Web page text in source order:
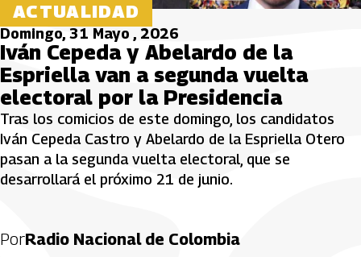
ACTUALIDAD
Domingo, 31 Mayo , 2026
Iván Cepeda y Abelardo de la
Espriella van a segunda vuelta
electoral por la Presidencia
Tras los comicios de este domingo, los candidatos
Iván Cepeda Castro y Abelardo de la Espriella Otero
pasan a la segunda vuelta electoral, que se
desarrollará el próximo 21 de junio.
PorRadio Nacional de Colombia